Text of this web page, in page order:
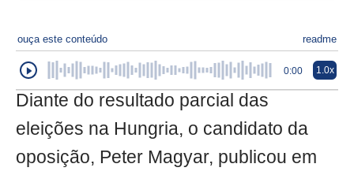
ouça este conteúdo readme
0:00 1.0x
Diante do resultado parcial das
eleições na Hungria, o candidato da
oposição, Peter Magyar, publicou em